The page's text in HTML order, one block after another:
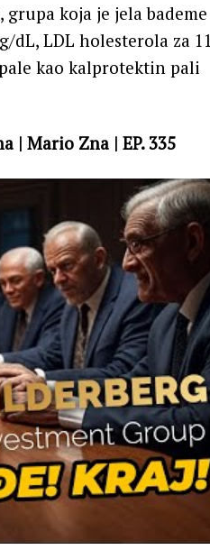
koja je jela bademe
dL, LDL holesterola za 11
kao kalprotektin pali
| Mario Zna | EP. 335